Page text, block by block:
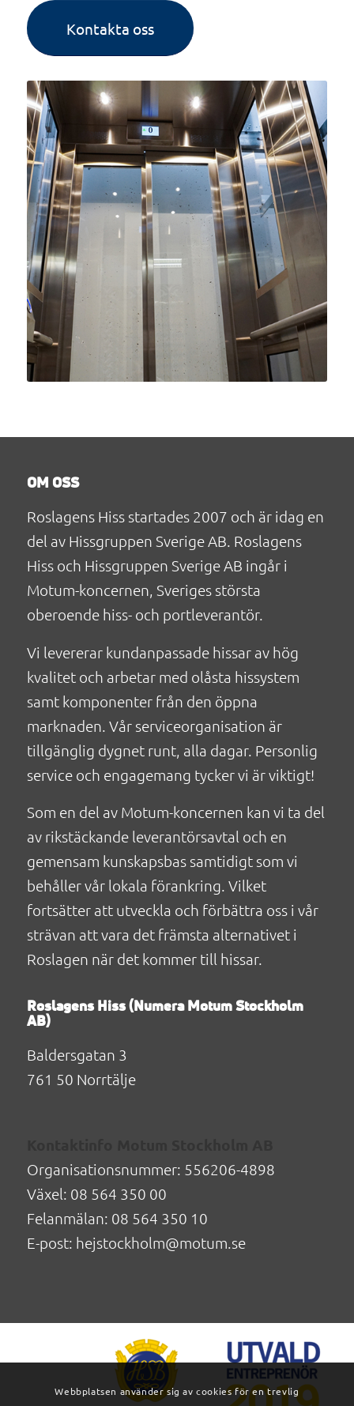
Kontakta oss
OM OSS
Roslagens Hiss startades 2007 och är idag en
del av Hissgruppen Sverige AB. Roslagens
Hiss och Hissgruppen Sverige AB ingår i
Motum-koncernen, Sveriges största
oberoende hiss- och portleverantör.
Vi levererar kundanpassade hissar av hög
kvalitet och arbetar med olåsta hissystem
samt komponenter från den öppna
marknaden. Vår serviceorganisation är
tillgänglig dygnet runt, alla dagar. Personlig
service och engagemang tycker vi är viktigt!
Som en del av Motum-koncernen kan vi ta del
av rikstäckande leverantörsavtal och en
gemensam kunskapsbas samtidigt som vi
behåller vår lokala förankring. Vilket
fortsätter att utveckla och förbättra oss i vår
strävan att vara det främsta alternativet i
Roslagen när det kommer till hissar.
Roslagens Hiss (Numera Motum Stockholm
AB)
Baldersgatan 3
761 50 Norrtälje
Organisationsnummer: 556206-4898
Växel: 08 564 350 00
Felanmälan: 08 564 350 10
E-post: hejstockholm@motum.se
Webbplatsen använder sig av cookies för en trevlig